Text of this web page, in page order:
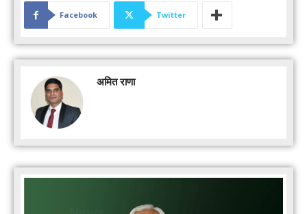
Facebook Twitter
अमित राणा